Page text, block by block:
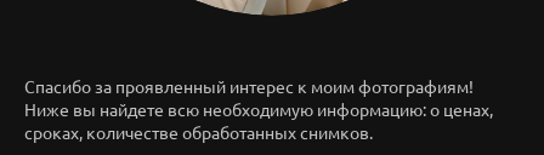
Спасибо за проявленный интерес к моим фотографиям!
Ниже вы найдете всю необходимую информацию: о ценах,
сроках, количестве обработанных снимков.